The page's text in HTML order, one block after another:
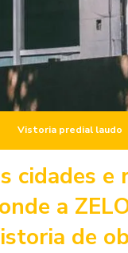
civil
civil preço
predial
Vistoria predial laudo
cidades e
a
de